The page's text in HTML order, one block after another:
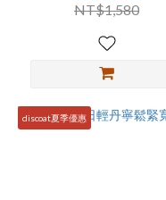
NT$1,580
discoat夏季優惠